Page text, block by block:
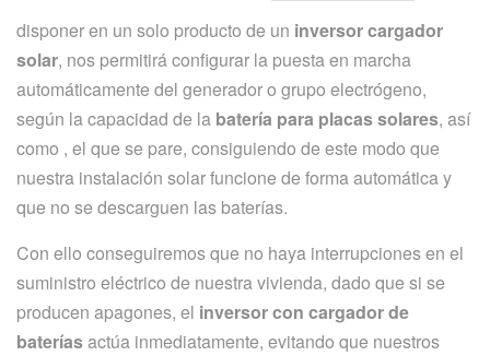
disponer en un solo producto de un inversor cargador
solar, nos permitirá configurar la puesta en marcha
automáticamente del generador o grupo electrógeno,
según la capacidad de la batería para placas solares, así
como , el que se pare, consiguiendo de este modo que
nuestra instalación solar funcione de forma automática y
que no se descarguen las baterías.
Con ello conseguiremos que no haya interrupciones en el
suministro eléctrico de nuestra vivienda, dado que si se
producen apagones, el inversor con cargador de
bateríasactúa inmediatamente, evitando que nuestros